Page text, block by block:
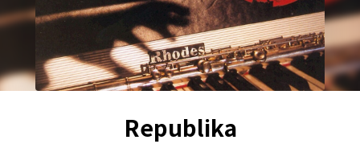
Republika